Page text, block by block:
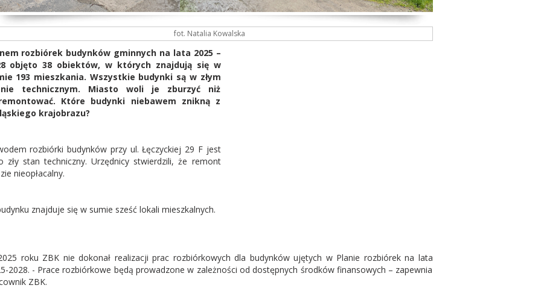
fot. Natalia Kowalska
rozbiórek budynków gminnych na lata 2025 –
objęto 38 obiektów, w których znajdują się w
193 mieszkania. Wszystkie budynki są w złym
technicznym. Miasto woli je zburzyć niż
Które budynki niebawem znikną z
krajobrazu?
rozbiórki budynków przy ul. Łęczyckiej 29 F jest
zły stan techniczny. Urzędnicy stwierdzili, że remont
nieopłacalny.
znajduje się w sumie sześć lokali mieszkalnych.
roku ZBK nie dokonał realizacji prac rozbiórkowych dla budynków ujętych w Planie rozbiórek na lata
2028. - Prace rozbiórkowe będą prowadzone w zależności od dostępnych środków finansowych – zapewnia
ZBK.